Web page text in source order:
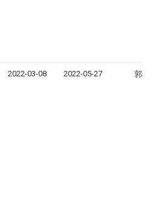
2022-03-08 2022-05-27 郭春